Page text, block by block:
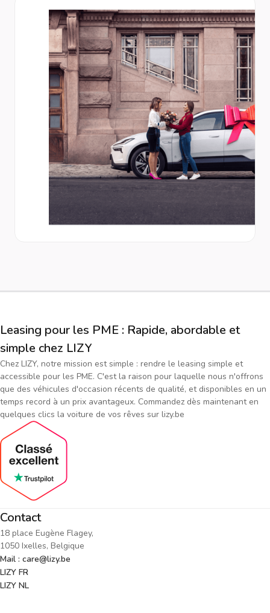
Leasing pour les PME : Rapide, abordable et
simple chez LIZY
Chez LIZY, notre mission est simple : rendre le leasing simple et
accessible pour les PME. C'est la raison pour laquelle nous n'offrons
que des véhicules d'occasion récents de qualité, et disponibles en un
temps record à un prix avantageux. Commandez dès maintenant en
quelques clics la voiture de vos rêves sur lizy.be
Contact
18 place Eugène Flagey,
1050 Ixelles, Belgique
Mail : care@lizy.be
LIZY FR
LIZY NL